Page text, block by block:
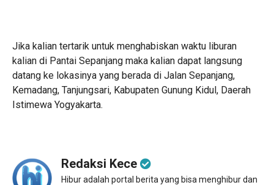
Jika kalian tertarik untuk menghabiskan waktu liburan
kalian di Pantai Sepanjang maka kalian dapat langsung
datang ke lokasinya yang berada di Jalan Sepanjang,
Kemadang, Tanjungsari, Kabupaten Gunung Kidul, Daerah
Istimewa Yogyakarta.
Redaksi Kece
Hibur adalah portal berita yang bisa menghibur dan